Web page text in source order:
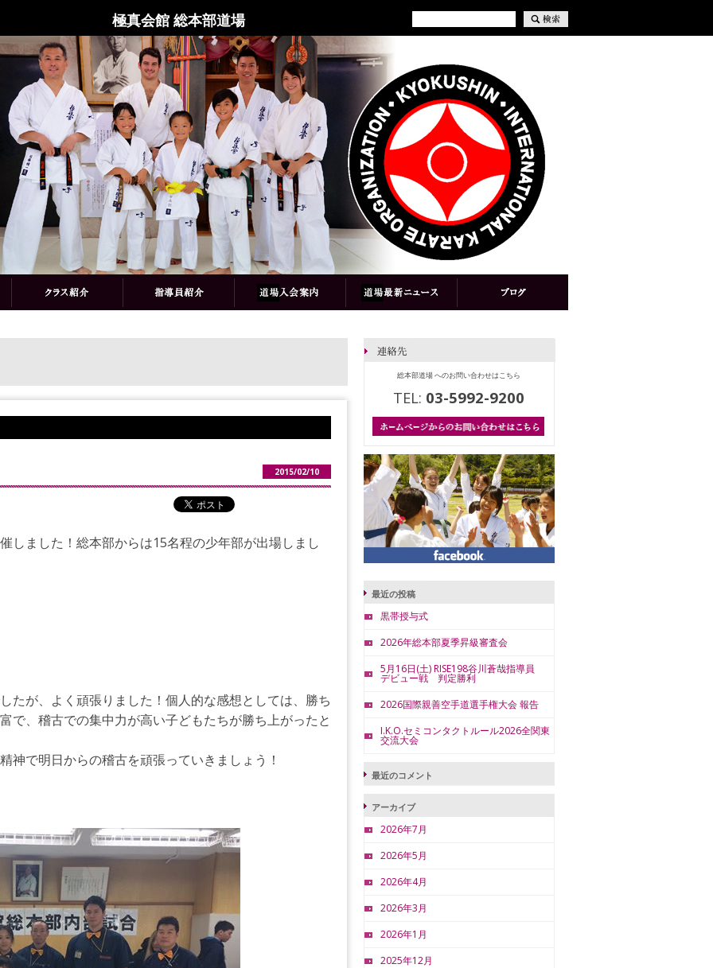
極真会館 総本部道場
2015/02/10
しました！総本部からは15名程の少年部が出場しまし
たが、よく頑張りました！個人的な感想としては、勝ち
で、稽古での集中力が高い子どもたちが勝ち上がったと
神で明日からの稽古を頑張っていきましょう！
総本部道場 へのお問い合わせはこちら
TEL: 03-5992-9200
最近の投稿
黒帯授与式
2026年総本部夏季昇級審査会
5月16日(土) RISE198谷川蒼哉指導員
デビュー戦 判定勝利
2026国際親善空手道選手権大会 報告
I.K.O.セミコンタクトルール2026全関東
交流大会
最近のコメント
アーカイブ
2026年7月
2026年5月
2026年4月
2026年3月
2026年1月
2025年12月